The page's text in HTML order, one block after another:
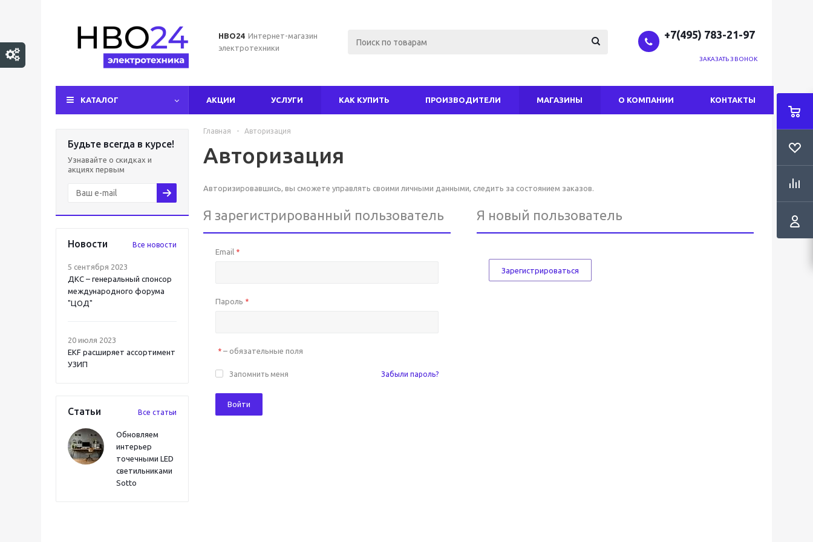
НВО24 Интернет-магазин
электротехники
+7(495) 783-21-97
ЗАКАЗАТЬ ЗВОНОК
КАТАЛОГ АКЦИИ УСЛУГИ КАК КУПИТЬ ПРОИЗВОДИТЕЛИ МАГАЗИНЫ О КОМПАНИИ КОНТАКТЫ
Будьте всегда в курсе!
Узнавайте о скидках и
акциях первым
Новости Все новости
5 сентября 2023
ДКС – генеральный спонсор
международного форума
"ЦОД"
20 июля 2023
EKF расширяет ассортимент
УЗИП
Статьи Все статьи
Обновляем
интерьер
точечными LED
светильниками
Sotto
Главная - Авторизация
Авторизация
Авторизировавшись, вы сможете управлять своими личными данными, следить за состоянием заказов.
Я зарегистрированный пользователь
Email *
Пароль *
* – обязательные поля
Забыли пароль?
Запомнить меня
Войти
Я новый пользователь
Зарегистрироваться